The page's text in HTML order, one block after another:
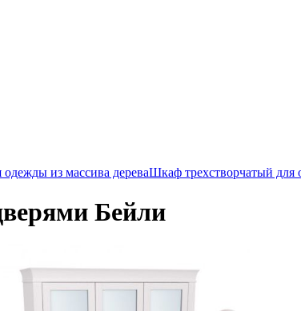
из массива дереваШкаф трехстворчатый для
Бейли